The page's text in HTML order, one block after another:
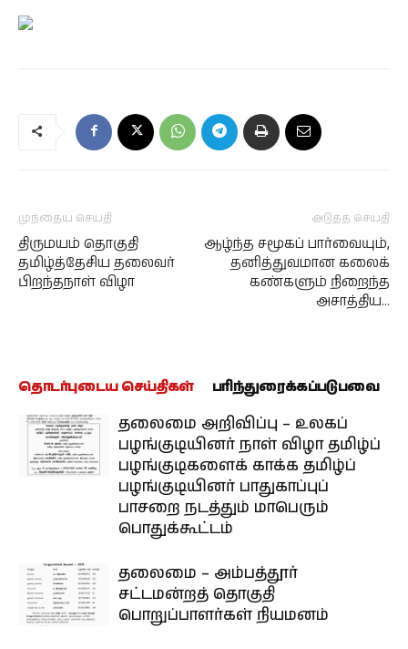
முந்தைய செய்தி
திருமயம் தொகுதி
தமிழ்த்தேசிய தலைவர்
பிறந்தநாள் விழா
அடுத்த செய்தி
ஆழ்ந்த சமூகப் பார்வையும்,
தனித்துவமான கலைக்
கண்களும் நிறைந்த
அசாத்திய…
தொடர்புடைய செய்திகள் பரிந்துரைக்கப்படுபவை
தலைமை அறிவிப்பு – உலகப்
பழங்குடியினர் நாள் விழா தமிழ்ப்
பழங்குடிகளைக் காக்க தமிழ்ப்
பழங்குடியினர் பாதுகாப்புப்
பாசறை நடத்தும் மாபெரும்
பொதுக்கூட்டம்
தலைமை – அம்பத்தூர்
சட்டமன்றத் தொகுதி
பொறுப்பாளர்கள் நியமனம்